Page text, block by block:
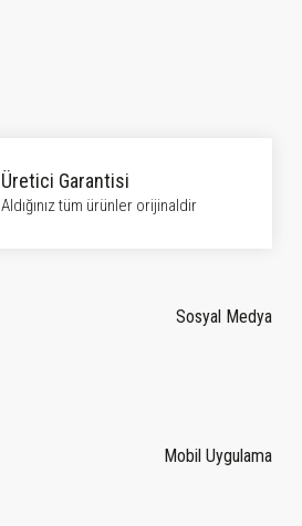
Üretici Garantisi
Aldığınız tüm ürünler orijinaldir
Sosyal Medya
Mobil Uygulama